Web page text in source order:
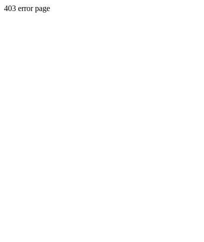
403 error page